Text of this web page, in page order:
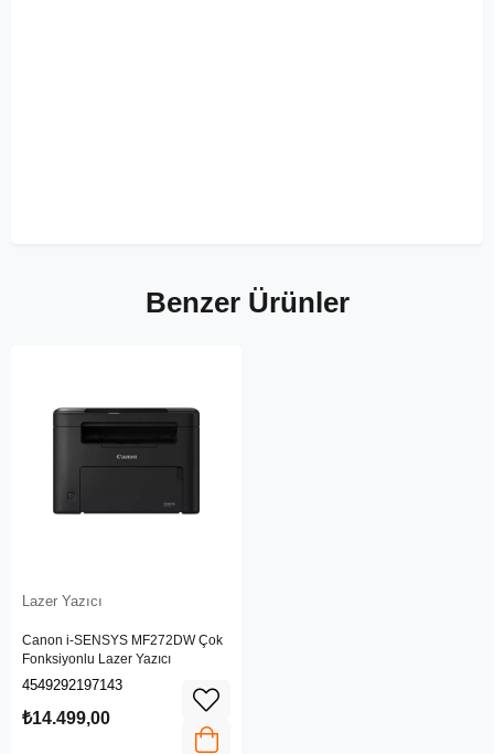
Benzer Ürünler
Lazer Yazıcı
Canon i-SENSYS MF272DW Çok
Fonksiyonlu Lazer Yazıcı
4549292197143
₺14.499,00